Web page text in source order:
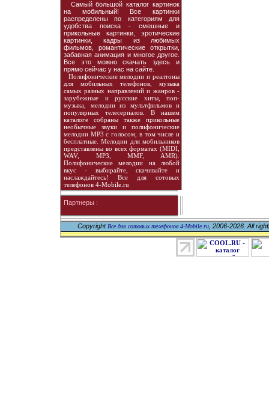
Cамый большой каталог картинок
на мобильный! Все картинки
распределены по категориям для
удобства поиска - смешные и
прикольные картинки, эротические
картинки, кадры из любимых
фильмов, романтические открытки,
забавная анимация и многое другое.
Все это можно скачать здесь и
прямо сейчас у нас на сайте.
Полифонические мелодии и реалтоны
для мобильных телефонов, музыка
самых разных направлений и жанров -
зарубежные и русские хиты, поп-
музыка, мелодии из мультфильмов и
популярных телесериалов. В нашем
каталоге собраны также прикольные
необычные звуки и полифонические
мелодии MP3 с голосом, в том числе и
бесплатные. Мелодии для мобильников
представлены во всех форматах (MIDI,
WAV, MP3, MMF, AMR).
Полифонические мелодии на любой
вкус - выбирайте, скачивайте и
наслаждайтесь! Все для сотовых
телефонов 4-Mobile.ru
Партнеры :
Copyright Все для сотовых телефонов 4-Mobile.ru, 2006-2026. All